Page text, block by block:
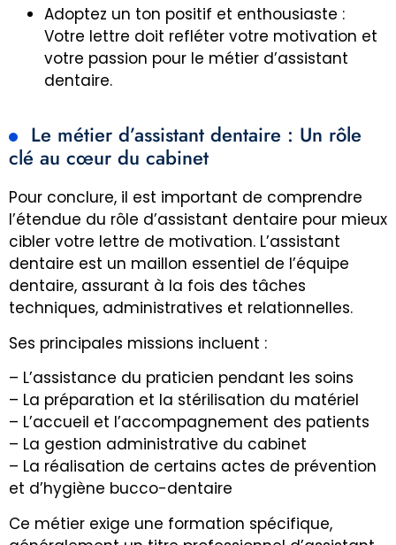
Adoptez un ton positif et enthousiaste :
Votre lettre doit refléter votre motivation et
votre passion pour le métier d’assistant
dentaire.
Le métier d’assistant dentaire : Un rôle
clé au cœur du cabinet
Pour conclure, il est important de comprendre
l’étendue du rôle d’assistant dentaire pour mieux
cibler votre lettre de motivation. L’assistant
dentaire est un maillon essentiel de l’équipe
dentaire, assurant à la fois des tâches
techniques, administratives et relationnelles.
Ses principales missions incluent :
– L’assistance du praticien pendant les soins
– La préparation et la stérilisation du matériel
– L’accueil et l’accompagnement des patients
– La gestion administrative du cabinet
– La réalisation de certains actes de prévention
et d’hygiène bucco-dentaire
Ce métier exige une formation spécifique,